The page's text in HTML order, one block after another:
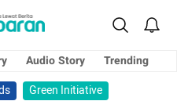
Audio Story
Trending
Green Initiative